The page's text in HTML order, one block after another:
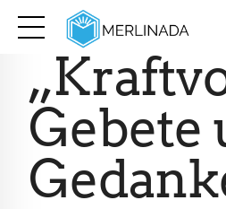
eBook
Gebete